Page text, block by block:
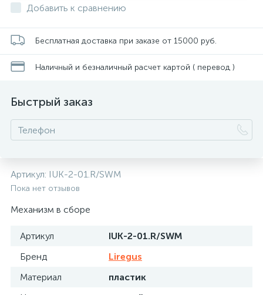
Добавить к сравнению
Бесплатная доставка при заказе от 15000 руб.
Наличный и безналичный расчет картой ( перевод )
Быстрый заказ
Артикул: IUK-2-01.R/SWM
Пока нет отзывов
Механизм в сборе
Артикул
IUK-2-01.R/SWM
Бренд
Liregus
Материал
пластик